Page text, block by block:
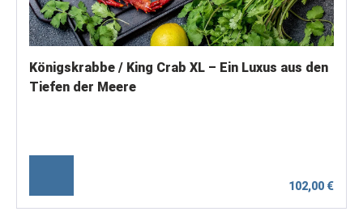
Königskrabbe / King Crab XL – Ein Luxus aus den
Tiefen der Meere
102,00 €